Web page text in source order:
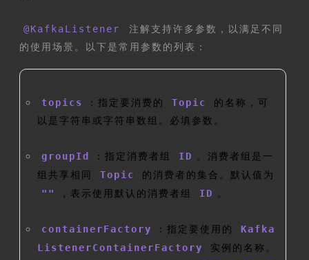
@KafkaListener
注解支持许多参数，以满足不同
的使用场景。以下是常用参数的列表：
topics ：指定要消费的 Topic
的名称，可
以是字符串或字符串数组。必填参数。
groupId ：指定消费者组 ID 。消费者组是一
组共享相同
Topic 的消费者的集合。默认值为
"" ，表示使用默认的消费者组 ID 。
containerFactory ：指定要使用的
Kafka
ListenerContainerFactory
实例的名称。